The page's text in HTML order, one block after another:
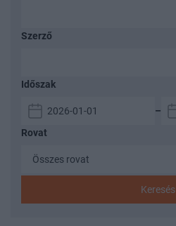
Szerző
Időszak
–
Rovat
Keresés